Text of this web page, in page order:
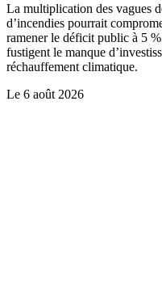
La multiplication des vagues
d’incendies pourrait
ramener le déficit public à 5
fustigent le manque
réchauffement climatique.
Le 6 août 2026